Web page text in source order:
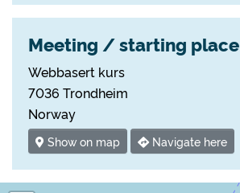
Meeting / starting place
Webbasert kurs
7036 Trondheim
Norway
Show on map Navigate here